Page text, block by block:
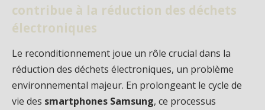
contribue à la réduction des déchets
électroniques
Le reconditionnement joue un rôle crucial dans la
réduction des déchets électroniques, un problème
environnemental majeur. En prolongeant le cycle de
vie des smartphones Samsung, ce processus